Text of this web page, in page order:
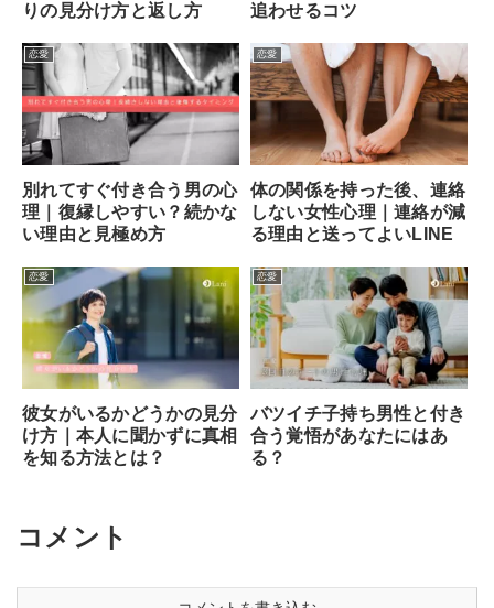
りの見分け方と返し方
追わせるコツ
恋愛
別れてすぐ付き合う男の心
理｜復縁しやすい？続かな
い理由と見極め方
恋愛
体の関係を持った後、連絡
しない女性心理｜連絡が減
る理由と送ってよいLINE
恋愛
彼女がいるかどうかの見分
け方｜本人に聞かずに真相
を知る方法とは？
恋愛
バツイチ子持ち男性と付き
合う覚悟があなたにはあ
る？
コメント